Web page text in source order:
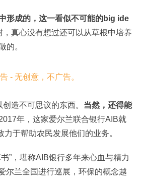
形成的，这一看似不可能的big ide
真心没有想过还可以从草根中培养
的。
造不可思议的东西。 当然，还得能
年，这家爱尔兰联合银行AIB就
于帮助农民发展他们的业务。
”，堪称AIB银行多年来心血与精力
尔兰全国进行巡展，环保的概念越